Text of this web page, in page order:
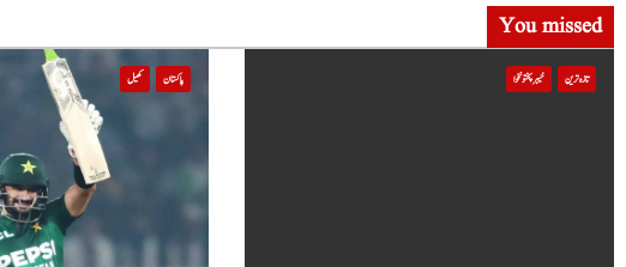
t
i
You missed
تازہ ترین خیبر پختونخوا پاکستان کھیل